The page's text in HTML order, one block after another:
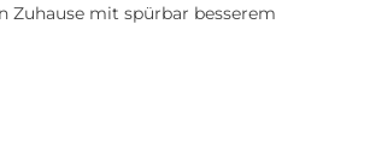
Zuhause mit spürbar besserem